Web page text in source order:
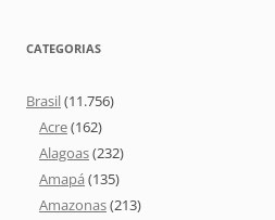
CATEGORIAS
Brasil(11.756)
Acre(162)
Alagoas(232)
Amapá (135)
Amazonas(213)